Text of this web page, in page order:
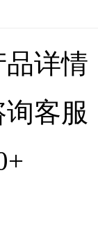
详情
客服